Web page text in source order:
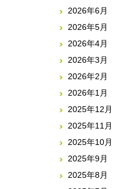
2026年6月
2026年5月
2026年4月
2026年3月
2026年2月
2026年1月
2025年12月
2025年11月
2025年10月
2025年9月
2025年8月